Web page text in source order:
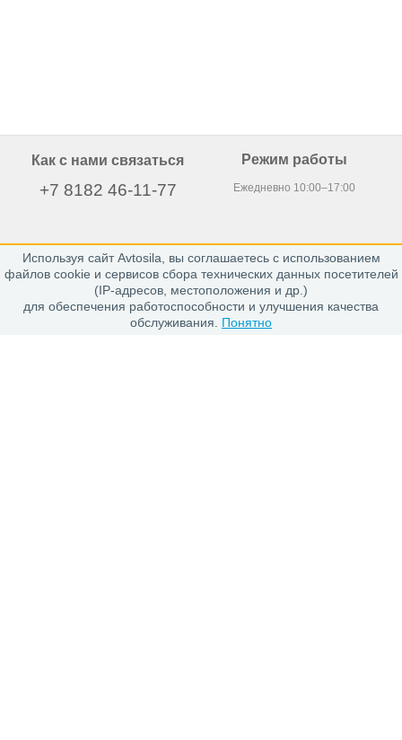
Используя сайт Avtosila, вы соглашаетесь с использованием
файлов cookie и сервисов сбора технических данных посетителей
(IP-адресов, местоположения и др.)
для обеспечения работоспособности и улучшения качества
обслуживания. Понятно
Как с нами связаться
+7 8182 46-11-77
163020, г. Архангельск,
пр. Никольский 15, офис 212
Режим работы
Ежедневно 10:00–17:00
Каталог